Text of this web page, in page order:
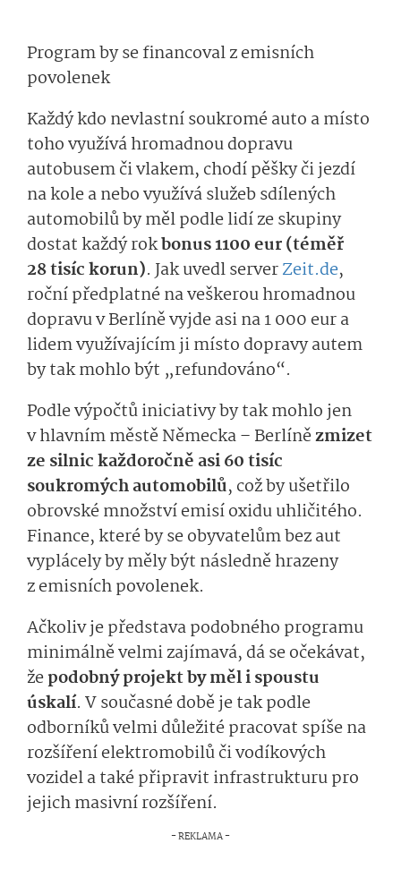
Program by se financoval z emisních
povolenek
Každý kdo nevlastní soukromé auto a místo
toho využívá hromadnou dopravu
autobusem či vlakem, chodí pěšky či jezdí
na kole a nebo využívá služeb sdílených
automobilů by měl podle lidí ze skupiny
dostat každý rokbonus 1100 eur (téměř
28 tisíc korun). Jak uvedl serverZeit.de,
roční předplatné na veškerou hromadnou
dopravu v Berlíně vyjde asi na 1 000 eur a
lidem využívajícím ji místo dopravy autem
by tak mohlo být „refundováno“.
Podle výpočtů iniciativy by tak mohlo jen
v hlavním městě Německa – Berlínězmizet
ze silnic každoročně asi 60 tisíc
soukromých automobilů, což by ušetřilo
obrovské množství emisí oxidu uhličitého.
Finance, které by se obyvatelům bez aut
vyplácely by měly být následně hrazeny
z emisních povolenek.
Ačkoliv je představa podobného programu
minimálně velmi zajímavá, dá se očekávat,
žepodobný projekt by měl i spoustu
úskalí. V současné době je tak podle
odborníků velmi důležité pracovat spíše na
rozšíření elektromobilů či vodíkových
vozidel a také připravit infrastrukturu pro
jejich masivní rozšíření.